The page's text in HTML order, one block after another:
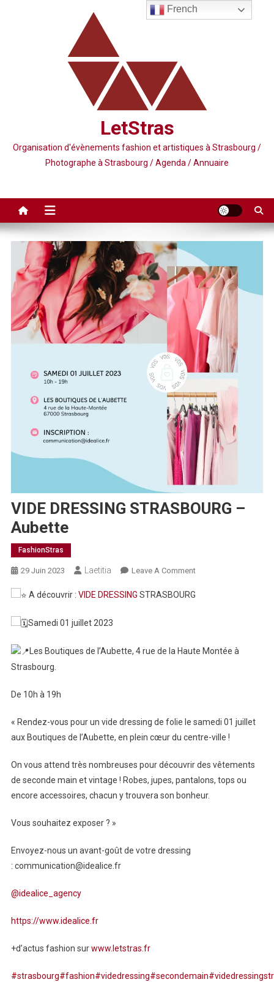
LetStras
Organisation d'évènements fashion et artistiques à Strasbourg /
Photographe à Strasbourg / Agenda / Annuaire
VIDE DRESSING STRASBOURG –
Aubette
FashionStras
29 Juin 2023 Laetitia Leave A CommentOn
DRESSING
A découvrir : VIDE DRESSING STRASBOURG
Samedi 01 juillet 2023
Les Boutiques de l’Aubette, 4 rue de la Haute Montée à
Strasbourg.
De 10h à 19h
« Rendez-vous pour un vide dressing de folie le samedi 01 juillet
aux Boutiques de l’Aubette, en plein cœur du centre-ville !
On vous attend très nombreuses pour découvrir des vêtements
de seconde main et vintage ! Robes, jupes, pantalons, tops ou
encore accessoires, chacun y trouvera son bonheur.
Vous souhaitez exposer ? »
Envoyez-nous un avant-goût de votre dressing
: communication@idealice.fr
@idealice_agency
https://www.idealice.fr
+d’actus fashion surwww.letstras.fr
#strasbourg#fashion#videdressing#secondemain
French